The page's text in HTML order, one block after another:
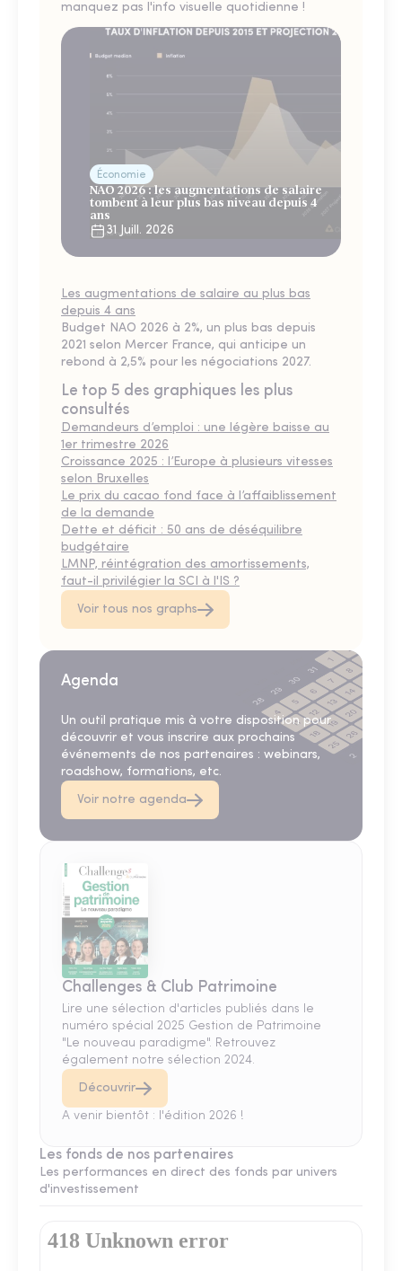
manquez pas l'info visuelle quotidienne !
Économie
NAO 2026 : les augmentations de salaire
tombent à leur plus bas niveau depuis 4
ans
31 Juill. 2026
Les augmentations de salaire au plus bas
depuis 4 ans
Budget NAO 2026 à 2%, un plus bas depuis
2021 selon Mercer France, qui anticipe un
rebond à 2,5% pour les négociations 2027.
Le top 5 des graphiques les plus
consultés
Demandeurs d’emploi : une légère baisse au
1er trimestre 2026
Croissance 2025 : l’Europe à plusieurs vitesses
selon Bruxelles
Le prix du cacao fond face à l’affaiblissement
de la demande
Dette et déficit : 50 ans de déséquilibre
budgétaire
LMNP, réintégration des amortissements,
faut-il privilégier la SCI à l'IS ?
Voir tous nos graphs
Agenda
Un outil pratique mis à votre disposition pour
découvrir et vous inscrire aux prochains
événements de nos partenaires : webinars,
roadshow, formations, etc.
Voir notre agenda
Challenges & Club Patrimoine
Lire une sélection d'articles publiés dans le
numéro spécial 2025 Gestion de Patrimoine
"Le nouveau paradigme". Retrouvez
également notre sélection 2024.
Découvrir
A venir bientôt : l'édition 2026 !
Les fonds de nos partenaires
Les performances en direct des fonds par univers
d'investissement